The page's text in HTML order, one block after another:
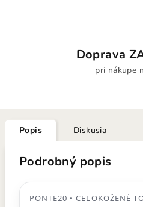
Doprava
pri nákupe
Popis Diskusia
Podrobný popis
PONTE20 • CELOKOŽENÉ